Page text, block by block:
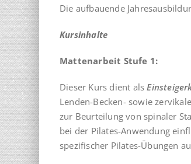
Die aufbauende
Kursinhalte
Mattenarbeit Stufe 1:
Dieser Kurs dient als
Lenden-Becken- sowie
zur Beurteilung von spinaler
bei der Pilates-Anwendung
spezifischer Pilates-Übungen